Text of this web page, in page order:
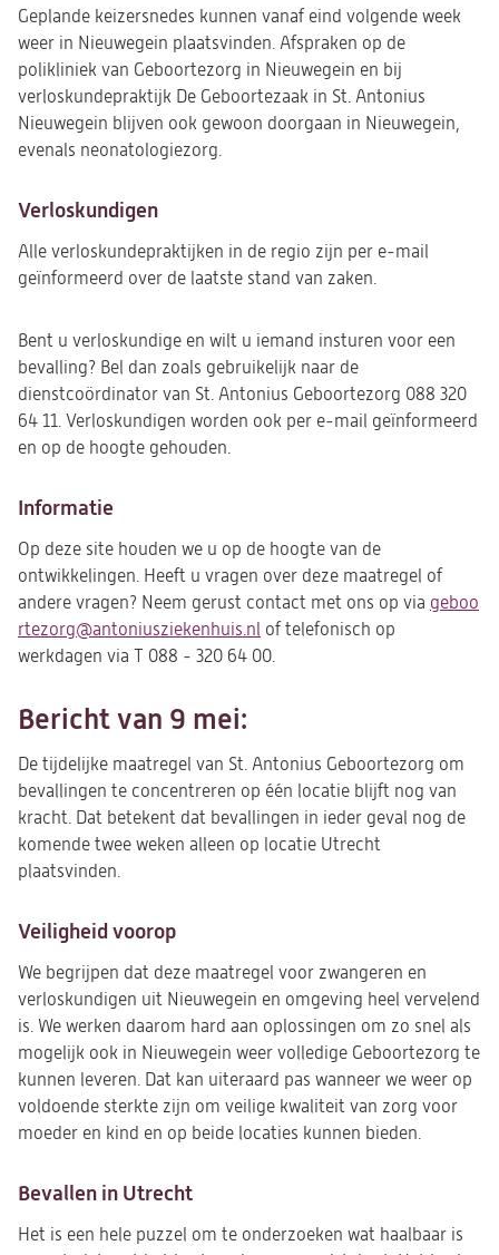
Geplande keizersnedes kunnen vanaf eind volgende week
weer in Nieuwegein plaatsvinden. Afspraken op de
polikliniek van Geboortezorg in Nieuwegein en bij
verloskundepraktijk De Geboortezaak in St. Antonius
Nieuwegein blijven ook gewoon doorgaan in Nieuwegein,
evenals neonatologiezorg.
Verloskundigen
Alle verloskundepraktijken in de regio zijn per e-mail
geïnformeerd over de laatste stand van zaken.
Bent u verloskundige en wilt u iemand insturen voor een
bevalling? Bel dan zoals gebruikelijk naar de
dienstcoördinator van St. Antonius Geboortezorg 088 320
64 11. Verloskundigen worden ook per e-mail geïnformeerd
en op de hoogte gehouden.
Informatie
Op deze site houden we u op de hoogte van de
ontwikkelingen. Heeft u vragen over deze maatregel of
andere vragen? Neem gerust contact met ons op via geboo
rtezorg@antoniusziekenhuis.nl (opent
in
of telefonisch op
werkdagen via T 088 - 320 64 00.
Bericht van 9 mei:
De tijdelijke maatregel van St. Antonius Geboortezorg om
bevallingen te concentreren op één locatie blijft nog van
kracht. Dat betekent dat bevallingen in ieder geval nog de
komende twee weken alleen op locatie Utrecht
plaatsvinden.
Veiligheid voorop
We begrijpen dat deze maatregel voor zwangeren en
verloskundigen uit Nieuwegein en omgeving heel vervelend
is. We werken daarom hard aan oplossingen om zo snel als
mogelijk ook in Nieuwegein weer volledige Geboortezorg te
kunnen leveren. Dat kan uiteraard pas wanneer we weer op
voldoende sterkte zijn om veilige kwaliteit van zorg voor
moeder en kind en op beide locaties kunnen bieden.
Bevallen in Utrecht
Het is een hele puzzel om te onderzoeken wat haalbaar is